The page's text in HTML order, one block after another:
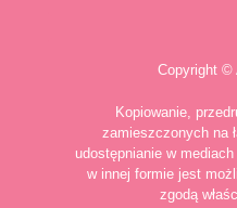
Copyright ©
Kopiowanie,
zamieszczonych na
udostępnianie w
w innej formie jest
zgodą